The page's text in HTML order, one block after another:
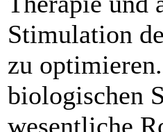
Stimulation
zu
biologischen
wesentliche